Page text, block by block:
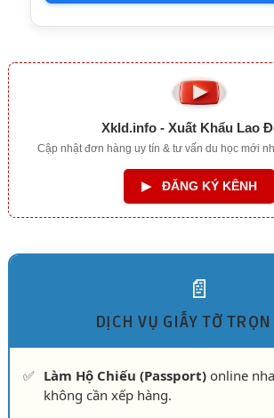
Xkld.info - Xuất Khẩu Lao
Cập nhật đơn hàng uy tín & tư vấn du học mới
▶ ĐĂNG KÝ KÊNH
📄
DỊCH VỤ GIẤY TỜ TRỌN
✅ Làm Hộ Chiếu (Passport)online
không cần xếp hàng.